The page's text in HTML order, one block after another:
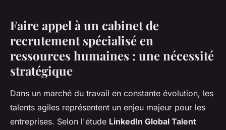
Faire appel à un cabinet de
recrutement spécialisé en
ressources humaines : une nécessité
stratégique
Dans un marché du travail en constante évolution, les
talents agiles représentent un enjeu majeur pour les
entreprises. Selon l'étude LinkedIn Global Talent